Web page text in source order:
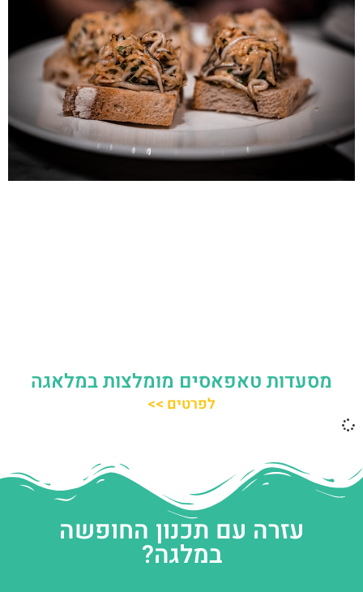
מסעדות טאפאסים מומלצות במלאגה
לפרטים >>
עזרה עם תכנון החופשה
במלגה?